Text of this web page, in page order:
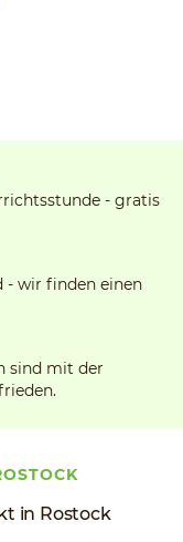
- gratis
- wir finden einen
sind mit der
in Rostock